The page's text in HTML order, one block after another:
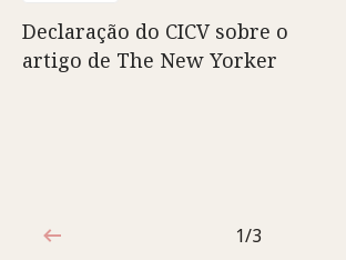
Declaração do CICV sobre o
artigo de The New Yorker
1 de 3
1/3